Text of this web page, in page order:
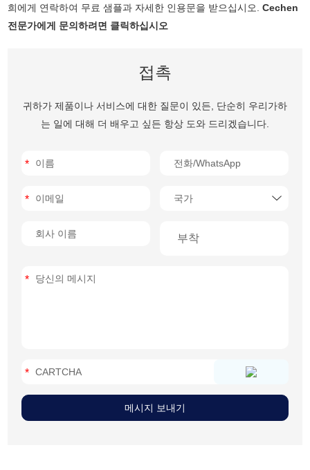
희에게 연락하여 무료 샘플과 자세한 인용문을 받으십시오.Cechen
전문가에게 문의하려면 클릭하십시오
접촉
귀하가 제품이나 서비스에 대한 질문이 있든, 단순히 우리가하
는 일에 대해 더 배우고 싶든 항상 도와 드리겠습니다.
부착